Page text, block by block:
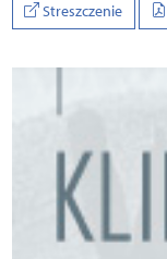
Streszczenie